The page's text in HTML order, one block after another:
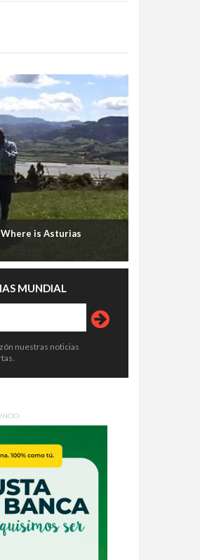
El BOE desnuda el fracaso de
Oviedo: estos son los errores que
le costaron la Agencia de Salud
29 de Jul de 2026
is Asturias
MUNDIAL
nuestras noticias